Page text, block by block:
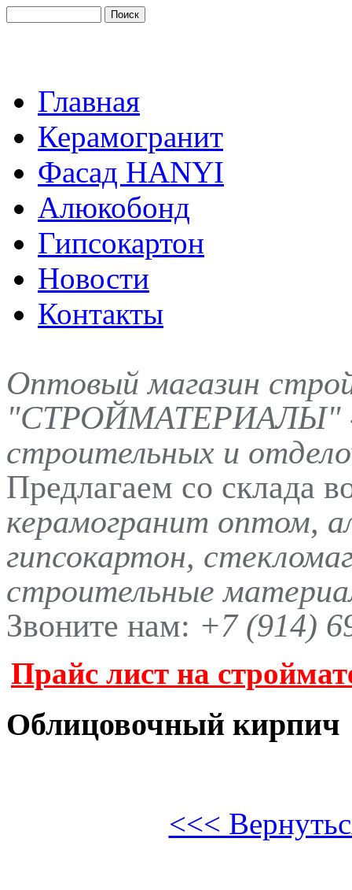
Главная
Керамогранит
Фасад HANYI
Алюкобонд
Гипсокартон
Новости
Контакты
Оптовый магазин
"СТРОЙМАТЕРИАЛЫ" -
строительных и
Предлагаем со склада
керамогранит оптом,
гипсокартон,
строительные
Звоните нам: +7 (914)
Прайс лист на
Облицовочный кирпич
<<<